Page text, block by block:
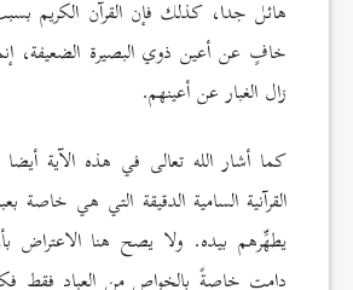
هائل جدا، كذلك فإن القرآن الكريم
خافٍ عن أعين ذوي البصيرة الضعيفة،
زال الغبار عن أعينهم.
كما أشار الله تعالى في هذه الآية
القرآنية السامية الدقيقة التي هي خاصة
يطهِّرهم بيده. ولا يصح هنا الاعتراض